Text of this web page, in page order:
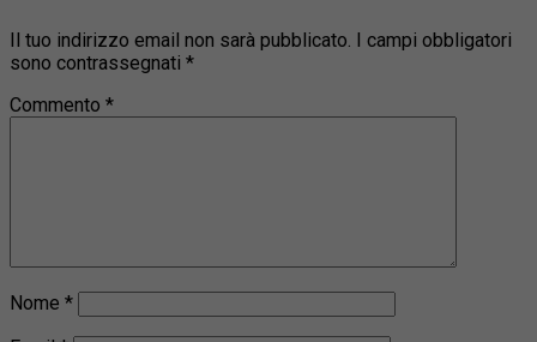
Il tuo indirizzo email non sarà pubblicato. I campi obbligatori
sono contrassegnati *
Commento *
Nome *